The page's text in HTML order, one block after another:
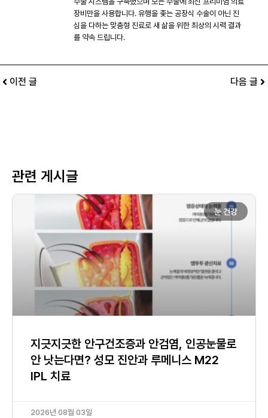
장비만을 사용합니다. 유행을 좇는 공장식 수술이 아닌 진
심을 다하는 맞춤형 진료로 새 삶을 위한 최상의 시력 결과
를 약속 드립니다.
이전 글 다음 글
관련 게시글
눈 건강
지긋지긋한 안구건조증과 안검염, 인공눈물로
안 낫는다면? 성모 진안과 루메니스 M22
IPL 치료
2026년 08월 03일